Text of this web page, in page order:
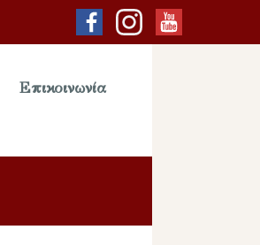
Επικοινωνία